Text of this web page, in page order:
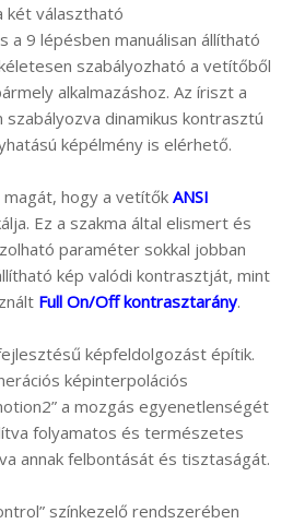
két választható
a 9 lépésben manuálisan állítható
szabályozható a vetítőből
alkalmazáshoz. Az íriszt a
dinamikus kontrasztú
képélmény is elérhető.
hogy a vetítők ANSI
Ez a szakma által elismert és
paraméter sokkal jobban
kép valódi kontrasztját, mint
Full On/Off kontrasztarány.
képfeldolgozást építik.
képinterpolációs
a mozgás egyenetlenségét
folyamatos és természetes
annak felbontását és tisztaságát.
színkezelő rendszerében